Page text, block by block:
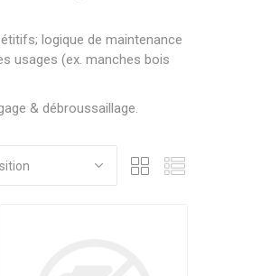
logique de maintenance
usages (ex. manches bois
& débroussaillage.